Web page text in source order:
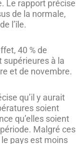
Le rapport précise
de la normale,
l’île.
40 % de
supérieures à la
et de novembre.
qu’il y aurait
soient
qu’elles soient
Malgré ces
pays est moins